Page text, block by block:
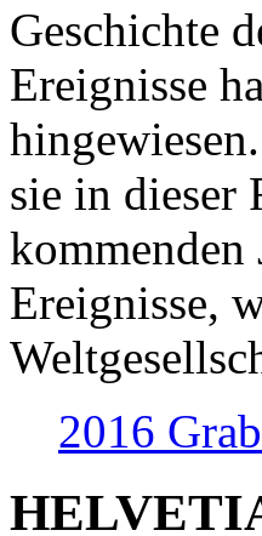
Geschichte
Ereignisse
sie in dieser
Ereignisse,
2016